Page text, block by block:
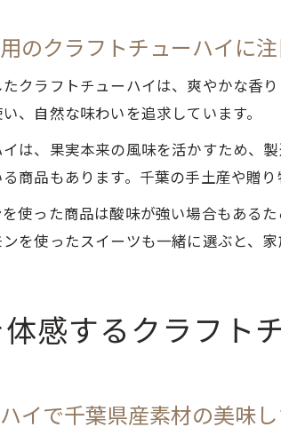
のクラフトチューハイに注
クラフトチューハイは、爽やかな香
、自然な味わいを追求しています。
は、果実本来の風味を活かすため、
商品もあります。千葉の手土産や贈り
使った商品は酸味が強い場合もある
を使ったスイーツも一緒に選ぶと、家
感するクラフト
イで千葉県産素材の美味